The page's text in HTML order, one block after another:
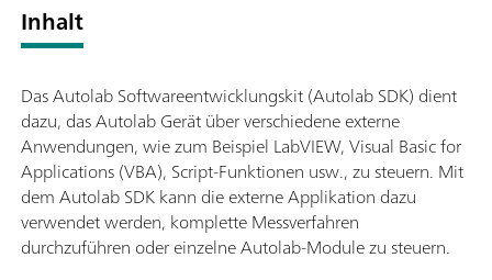
Inhalt
Das Autolab Softwareentwicklungskit (Autolab SDK) dient
dazu, das Autolab Gerät über verschiedene externe
Anwendungen, wie zum Beispiel LabVIEW, Visual Basic for
Applications (VBA), Script-Funktionen usw., zu steuern. Mit
dem Autolab SDK kann die externe Applikation dazu
verwendet werden, komplette Messverfahren
durchzuführen oder einzelne Autolab-Module zu steuern.